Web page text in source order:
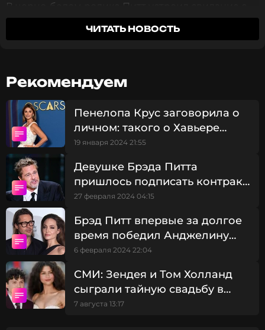
В черно-белом ролике Питт устроил свидание с
Крус. Актеры сначала появились в машине, а
затем направились в ресторан на романтический
макияж с акцентом на глаза.
ЧИТАТЬ НОВОСТЬ
Рекомендуем
Пенелопа Крус заговорила о
личном: такого о Хавьере
Бардеме никто не знал
19 января 2024 21:55
Девушке Брэда Питта
пришлось подписать контракт
о неразглашении: что
27 февраля 2024 04:15
Брэд Питт впервые за долгое
время победил Анджелину
Джоли в суде
6 февраля 2024 22:04
СМИ: Зендея и Том Холланд
сыграли тайную свадьбу в
Великобритании
7 августа 13:17